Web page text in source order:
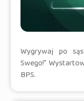
Wygrywaj po
Swego!"
BPS.